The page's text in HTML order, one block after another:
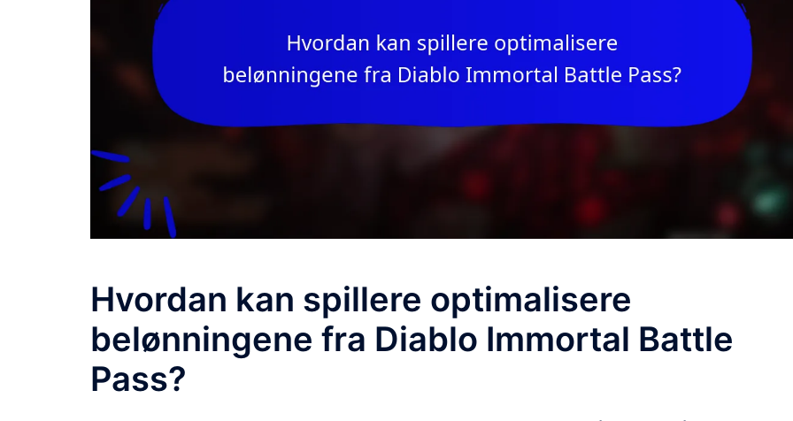
Hvordan kan spillere optimalisere
belønningene fra Diablo Immortal Battle
Pass?